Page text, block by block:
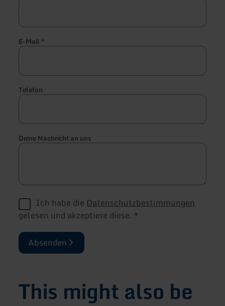
E-Mail *
Telefon
Deine Nachricht an uns
Ich habe die Datenschutzbestimmungen
gelesen und akzeptiere diese. *
Absenden
This might also be